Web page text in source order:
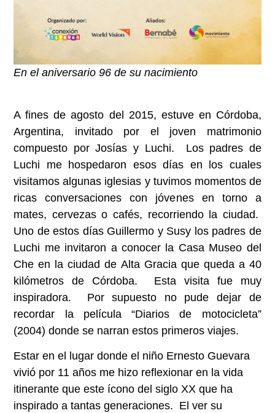
En el aniversario 96 de su nacimiento
A fines de agosto del 2015, estuve en Córdoba,
Argentina, invitado por el joven matrimonio
compuesto por Josías y Luchi. Los padres de
Luchi me hospedaron esos días en los cuales
visitamos algunas iglesias y tuvimos momentos de
ricas conversaciones con jóvenes en torno a
mates, cervezas o cafés, recorriendo la ciudad.
Uno de estos días Guillermo y Susy los padres de
Luchi me invitaron a conocer la Casa Museo del
Che en la ciudad de Alta Gracia que queda a 40
kilómetros de Córdoba. Esta visita fue muy
inspiradora. Por supuesto no pude dejar de
recordar la película “Diarios de motocicleta”
(2004) donde se narran estos primeros viajes.
Estar en el lugar donde el niño Ernesto Guevara
vivió por 11 años me hizo reflexionar en la vida
itinerante que este ícono del siglo XX que ha
inspirado a tantas generaciones. El ver su